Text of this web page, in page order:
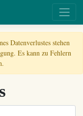
Datenverlustes stehen
Es kann zu Fehlern